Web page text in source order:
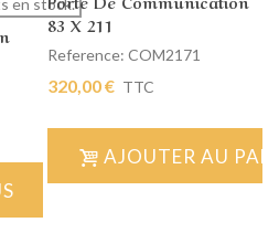
83 X 211
Reference: COM2171
320,00 € TTC
AJOUTER AU